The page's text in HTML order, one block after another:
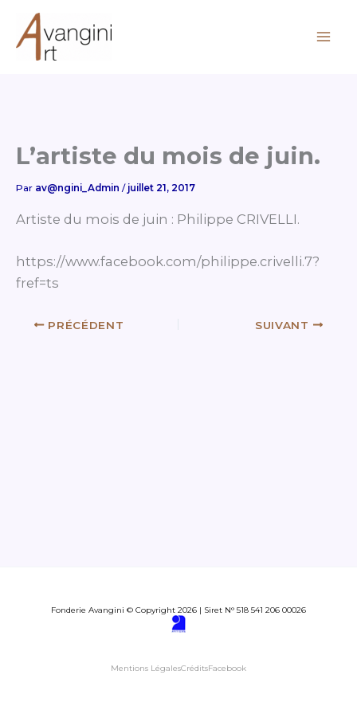
contenu
L’artiste du mois de juin.
Par av@ngini_Admin / juillet 21, 2017
Artiste du mois de juin : Philippe CRIVELLI.
https://www.facebook.com/philippe.crivelli.7?
fref=ts
PRÉCÉDENT SUIVANT
Fonderie Avangini © Copyright 2026 | Siret N° 518 541 206 00026
Mentions LégalesCréditsFacebook